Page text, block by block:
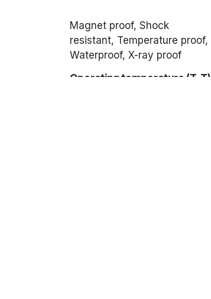
Magnet proof, Shock
resistant, Temperature proof,
Waterproof, X-ray proof
Operating temperature (T-T)